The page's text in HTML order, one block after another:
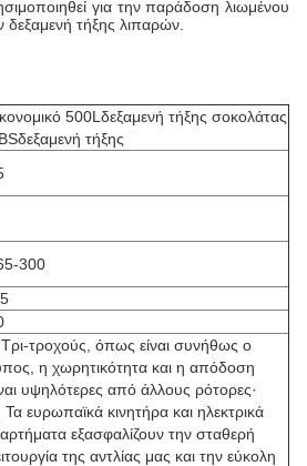
για την παράδοση λιωμένου
τήξης λιπαρών.
500L δεξαμενή τήξης σοκολάτας
δεξαμενή τήξης
300
Τρι-τροχούς, όπως είναι συνήθως ο
η χωρητικότητα και η απόδοση
υψηλότερες από άλλους ρότορες·
Τα ευρωπαϊκά κινητήρα και ηλεκτρικά
εξασφαλίζουν την σταθερή
της αντλίας μας και την εύκολη